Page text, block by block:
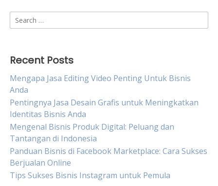
Search
for:
Recent Posts
Mengapa Jasa Editing Video Penting Untuk Bisnis
Anda
Pentingnya Jasa Desain Grafis untuk Meningkatkan
Identitas Bisnis Anda
Mengenal Bisnis Produk Digital: Peluang dan
Tantangan di Indonesia
Panduan Bisnis di Facebook Marketplace: Cara Sukses
Berjualan Online
Tips Sukses Bisnis Instagram untuk Pemula